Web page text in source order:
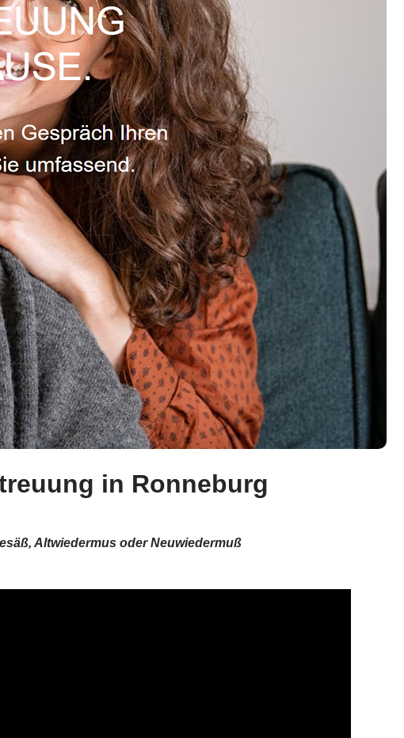
in Ronneburg
Altwiedermus oder Neuwiedermuß